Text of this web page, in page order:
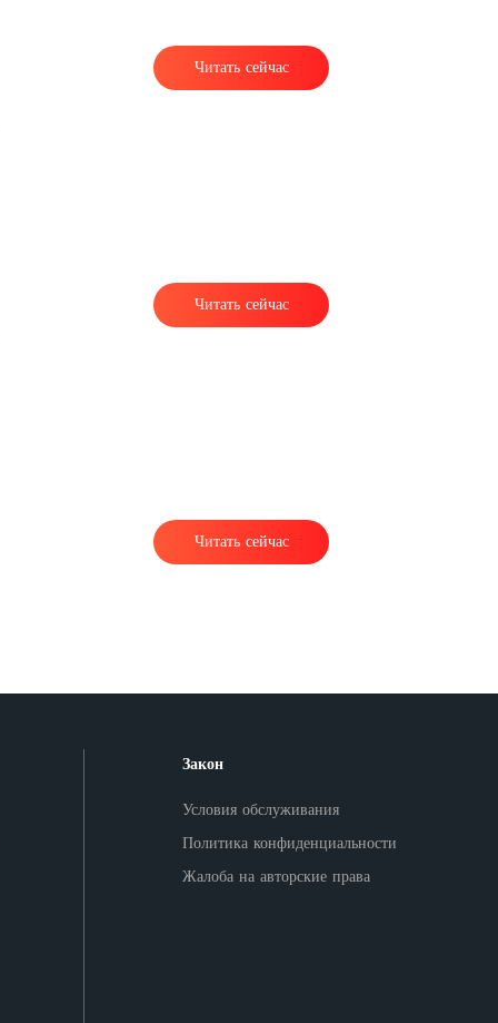
Читать сейчас
Читать сейчас
Читать сейчас
Закон
Условия обслуживания
Политика конфиденциальности
Жалоба на авторские права